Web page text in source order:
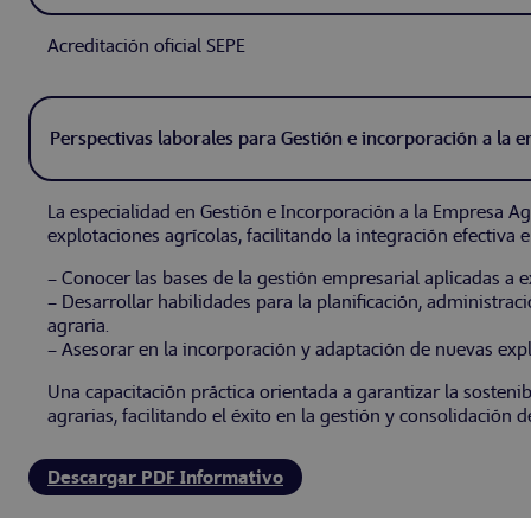
Acreditación oficial SEPE
Perspectivas laborales para Gestión e incorporación a la
La especialidad en Gestión e Incorporación a la Empresa
explotaciones agrícolas, facilitando la integración efectiva
– Conocer las bases de la gestión empresarial aplicadas a
– Desarrollar habilidades para la planificación,
agraria.
– Asesorar en la incorporación y adaptación de nuevas
Una capacitación práctica orientada a garantizar la
agrarias, facilitando el éxito en la gestión y consolidación
Descargar PDF Informativo